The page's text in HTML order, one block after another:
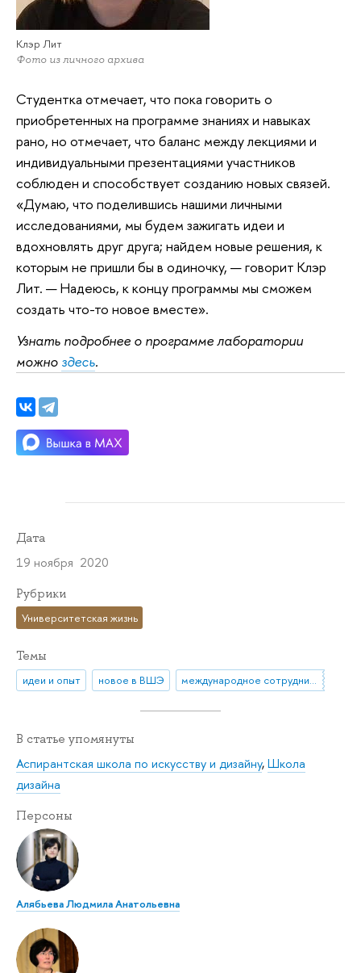
Клэр Лит
Фото из личного архива
Студентка отмечает, что пока говорить о
приобретенных на программе знаниях и навыках
рано, но отмечает, что баланс между лекциями и
индивидуальными презентациями участников
соблюден и способствует созданию новых связей.
«Думаю, что поделившись нашими личными
исследованиями, мы будем зажигать идеи и
вдохновлять друг друга; найдем новые решения, к
которым не пришли бы в одиночку, — говорит Клэр
Лит. — Надеюсь, к концу программы мы сможем
создать что-то новое вместе».
Узнать подробнее о программе лаборатории
можно здесь.
Дата
19 ноября 2020
Рубрики
Университетская жизнь
Темы
идеи и опыт новое в ВШЭ международное сотрудничество
В статье упомянуты
Аспирантская школа по искусству и дизайну,Школа
дизайна
Персоны
Алябьева Людмила Анатольевна